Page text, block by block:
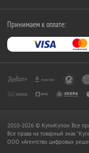
Принимаем к оплате:
2010-2026 © КупиКупон. Все
Все права на товарный знак
OOO «Агентство цифровых